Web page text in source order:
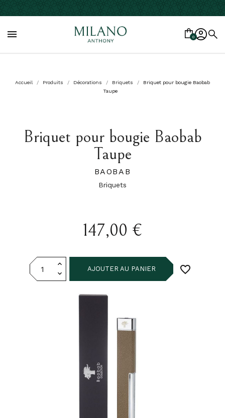
 0
Accueil Produits Décorations Briquets
Briquet pour bougie Baobab
Taupe
Briquet pour bougie Baobab
Taupe
BAOBAB
Briquets
147,00 €
AJOUTER AU PANIER favorite_border